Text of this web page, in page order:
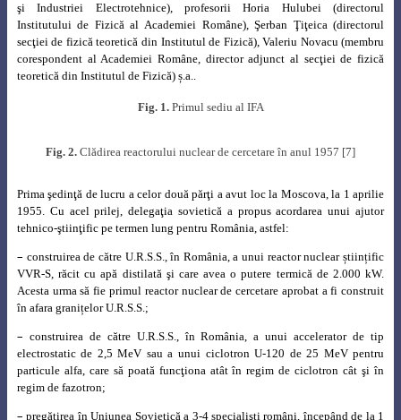
şi Industriei Electrotehnice), profesorii Horia Hulubei (directorul
Institutului de Fizică al Academiei Române), Şerban Ţiţeica (directorul
secţiei de fizică teoretică din Institutul de Fizică), Valeriu Novacu (membru
corespondent al Academiei Române, director adjunct al secţiei de fizică
teoretică din Institutul de Fizică) ș.a..
Fig. 1.Primul sediu al IFA
Fig. 2. Clădirea reactorului nuclear de cercetare în anul 1957 [7]
Prima şedinţă de lucru a celor două părţi a avut loc la Moscova, la 1 aprilie
1955. Cu acel prilej, delegaţia sovietică a propus acordarea unui ajutor
tehnico-ştiinţific pe termen lung pentru România, astfel:
– construirea de către U.R.S.S., în România, a unui reactor nuclear științific
VVR-S, răcit cu apă distilată şi care avea o putere termică de 2.000 kW.
Acesta urma să fie primul reactor nuclear de cercetare aprobat a fi construit
în afara granițelor U.R.S.S.;
– construirea de către U.R.S.S., în România, a unui accelerator de tip
electrostatic de 2,5 MeV sau a unui ciclotron U-120 de 25 MeV pentru
particule alfa, care să poată funcţiona atât în regim de ciclotron cât şi în
regim de fazotron;
–pregătirea în Uniunea Sovietică a 3-4 specialişti români, începând de la 1